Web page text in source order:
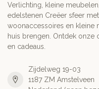
Verlichting, kleine
edelstenen Creëer sfeer
woonaccessoires en kleine
huis brengen. Ontdek onze
en cadeaus.
Zijdelweg 19-03
1187 ZM Amstelveen